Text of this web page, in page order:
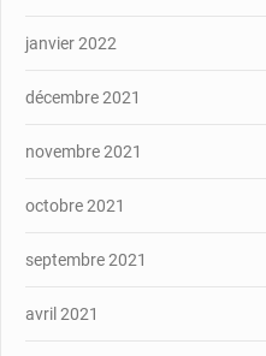
janvier 2022
décembre 2021
novembre 2021
octobre 2021
septembre 2021
avril 2021